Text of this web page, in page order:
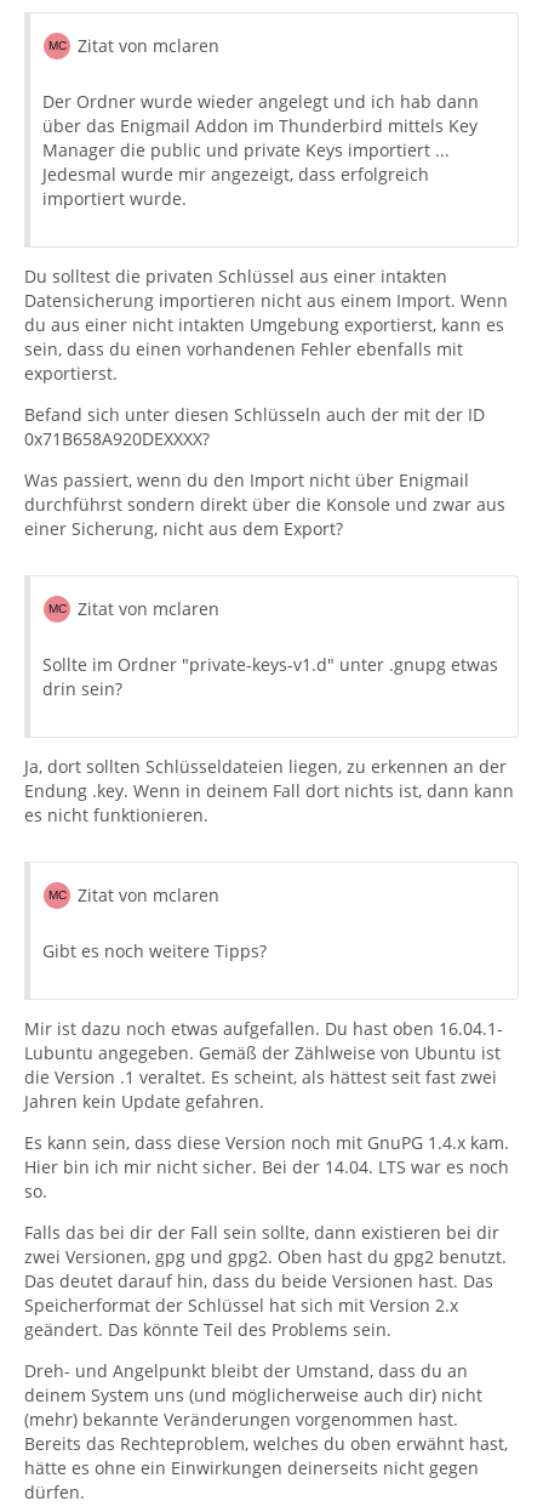
2018-09-29 10:43:52.982 [DEBUG] windows.jsm:
Zitat von mclaren
Der Ordner wurde wieder angelegt und ich hab dann
über das Enigmail Addon im Thunderbird mittels Key
Manager die public und private Keys importiert ...
Jedesmal wurde mir angezeigt, dass erfolgreich
importiert wurde.
Du solltest die privaten Schlüssel aus einer intakten
Datensicherung importieren nicht aus einem Import. Wenn
du aus einer nicht intakten Umgebung exportierst, kann es
sein, dass du einen vorhandenen Fehler ebenfalls mit
exportierst.
Befand sich unter diesen Schlüsseln auch der mit der ID
0x71B658A920DEXXXX?
Was passiert, wenn du den Import nicht über Enigmail
durchführst sondern direkt über die Konsole und zwar aus
einer Sicherung, nicht aus dem Export?
Zitat von mclaren
Sollte im Ordner "private-keys-v1.d" unter .gnupg etwas
drin sein?
Ja, dort sollten Schlüsseldateien liegen, zu erkennen an der
Endung .key. Wenn in deinem Fall dort nichts ist, dann kann
es nicht funktionieren.
Zitat von mclaren
Gibt es noch weitere Tipps?
Mir ist dazu noch etwas aufgefallen. Du hast oben 16.04.1-
Lubuntu angegeben. Gemäß der Zählweise von Ubuntu ist
die Version .1 veraltet. Es scheint, als hättest seit fast zwei
Jahren kein Update gefahren.
Es kann sein, dass diese Version noch mit GnuPG 1.4.x kam.
Hier bin ich mir nicht sicher. Bei der 14.04. LTS war es noch
so.
Falls das bei dir der Fall sein sollte, dann existieren bei dir
zwei Versionen, gpg und gpg2. Oben hast du gpg2 benutzt.
Das deutet darauf hin, dass du beide Versionen hast. Das
Speicherformat der Schlüssel hat sich mit Version 2.x
geändert. Das könnte Teil des Problems sein.
Dreh- und Angelpunkt bleibt der Umstand, dass du an
deinem System uns (und möglicherweise auch dir) nicht
(mehr) bekannte Veränderungen vorgenommen hast.
Bereits das Rechteproblem, welches du oben erwähnt hast,
hätte es ohne ein Einwirkungen deinerseits nicht gegen
dürfen.